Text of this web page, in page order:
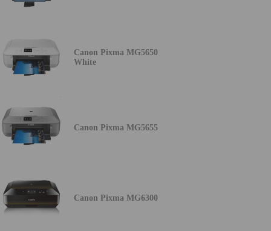
Canon Pixma MG5650
White
Canon Pixma MG5655
Canon Pixma MG6300